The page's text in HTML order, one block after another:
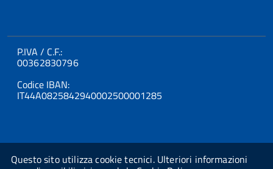
Questo sito utilizza cookie tecnici. Ulteriori informazioni
P.IVA / C.F.:
00362830796
Codice IBAN:
IT44A0825842940002500001285